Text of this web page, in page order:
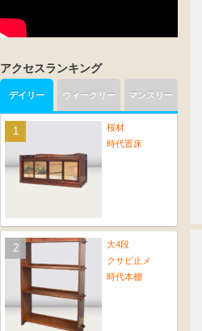
アクセスランキング
デイリー
桜材
時代置床
大4段
クサビ止メ
時代本棚
ウィークリー マンスリー